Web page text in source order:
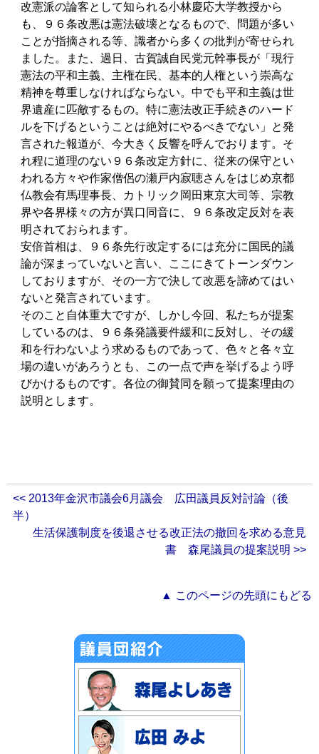
改憲派の論客として知られる小林慶応大学教授から
も、９６条改悪は憲法破壊となるもので、問題が多い
ことが指摘される等、識者から多くの批判が寄せられ
ました。また、過日、古賀誠自民党元幹事長が「現行
憲法の平和主義、主権在民、基本的人権という崇高な
精神を尊重しなければならない。中でも平和主義は世
界遺産に匹敵するもの。特に憲法改正手続きのハード
ルを下げるということは絶対にやるべきでない」と発
言された報道が、今大きく反響を呼んでおります。そ
れ程に道理のない９６条改定方針に、従来の保守とい
われる方々や作家僧侶の瀬戸内寂聴さんをはじめ京都
仏教会有馬理事長、カトリック岡田東京大司等、宗教
界や各界様々の方が異口同音に、９６条改定反対を表
明されておられます。
安倍首相は、９６条先行改定するには充分に国民的議
論が深まっていないと言い、ここにきてトーンダウン
しておりますが、その一方で決して改悪を諦めてはい
ないと発言されています。
そのこと自体重大ですが、しかし今回、私たちが提案
しているのは、９６条発議要件緩和に反対し、その緩
和を行わないよう求めるものであって、色々と各々立
場の違いがあろうとも、この一点で声を挙げるよう呼
びかけるものです。各位の御賛同を願って提案理由の
説明とします。
<< 2013年金沢市議会6月議会 広田議員反対討論（後
半）
生活保護制度を後退させる改正法の撤回を求める意見
書 森尾議員の提案説明 >>
▲ このページの先頭にもどる